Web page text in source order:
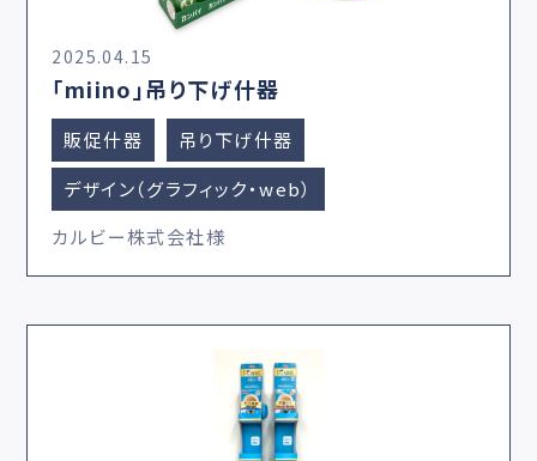
2025.04.15
「miino」吊り下げ什器
販促什器
吊り下げ什器
デザイン（グラフィック・web）
カルビー株式会社様